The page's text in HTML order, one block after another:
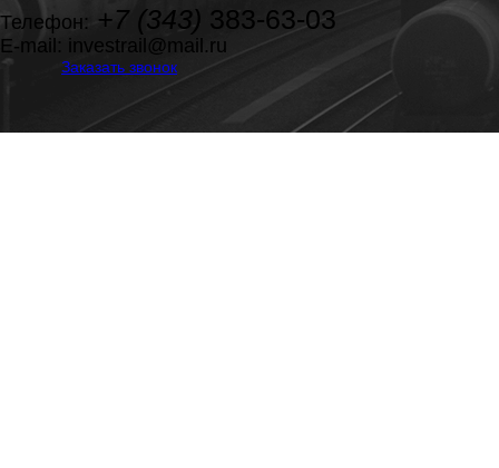
Телефон: +7 (343) 383-63-03
E-mail: investrail@mail.ru
Заказать звонок